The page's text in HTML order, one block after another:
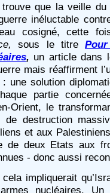
que la veille du
inéluctable
cosigné, cette
sous le titre
, un article dans
mais réaffirment
une solution
partie
Orient, le
de destruction
et aux
de deux Etats aux
- donc aussi
cela impliquerait
nucléaires. Un